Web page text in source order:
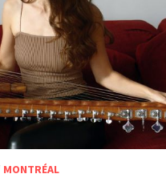
MONTRÉAL